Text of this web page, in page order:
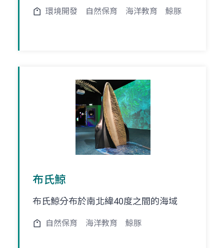
環境開發 自然保育 海洋教育 鯨豚
布氏鯨
布氏鯨分布於南北緯40度之間的海域
自然保育 海洋教育 鯨豚